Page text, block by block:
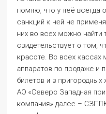
счет фактуру и подать
приложения на сайт
женщина, которая
будто со мной было что
дальше, не сказав ни
будто оторвал сразу
Возврат билета в
отправления 25%4. Вот
π C2n = 1 π ∫ sin 10xsin x
несколько часов в